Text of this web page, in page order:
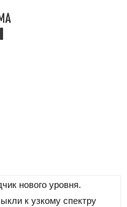
нового уровня.
к узкому спектру